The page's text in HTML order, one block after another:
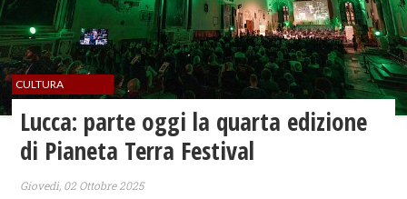
CULTURA
Lucca: parte oggi la quarta edizione
di Pianeta Terra Festival
Giovedì, 02 Ottobre 2025